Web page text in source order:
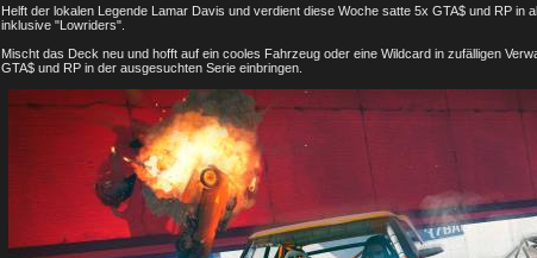
Helft der lokalen Legende Lamar Davis und verdient diese Woche satte 5x GTA$ und RP in
inklusive "Lowriders".
Mischt das Deck neu und hofft auf ein cooles Fahrzeug oder eine Wildcard in zufälligen
GTA$ und RP in der ausgesuchten Serie einbringen.